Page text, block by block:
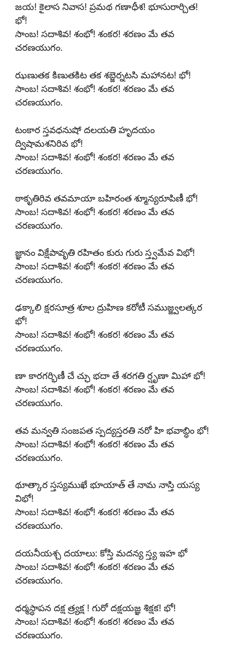
జయ! కైలాస నివాస! ప్రమథ గణాధీశ! భూసురార్చిత!
భో!
సాంబ! సదాశివ! శంభో! శంకర! శరణం మే తవ
చరణయుగం.
ఝణుతక కిణుతకిట తక శబ్జెర్నటసి మహానట! భో!
సాంబ! సదాశివ! శంభో! శంకర! శరణం మే తవ
చరణయుగం.
టంకార స్తవధనుషో దలయతి హృదయం
ద్విషామశనిరివ భో!
సాంబ! సదాశివ! శంభో! శంకర! శరణం మే తవ
చరణయుగం.
ఠాకృతిరివ తవమాయా బహిరంత శ్మూన్యరూపిణీ భో!
సాంబ! సదాశివ! శంభో! శంకర! శరణం మే తవ
చరణయుగం.
జ్ఞానం విక్షేపావృతి రహితం కురు గురు స్త్వమేవ విభో!
సాంబ! సదాశివ! శంభో! శంకర! శరణం మే తవ
చరణయుగం.
ఢక్కాలి క్షరసూత్ర శూల ద్రుహిణ కరోటీ సముజ్జ్వలత్కర
భో!
సాంబ! సదాశివ! శంభో! శంకర! శరణం మే తవ
చరణయుగం.
ణా కారగర్భిణీ చే చ్ఛు భదా తే శరగతి ర్షృణా మిహా భో!
సాంబ! సదాశివ! శంభో! శంకర! శరణం మే తవ
చరణయుగం.
తవ మన్వతి సంజపత స్పద్యస్తరతి నరో హి భవాబ్ధిం భో!
సాంబ! సదాశివ! శంభో! శంకర! శరణం మే తవ
చరణయుగం.
థూత్కార స్తస్యముఖే భూయాత్ తే నామ నాస్తి యస్య
విభో!
సాంబ! సదాశివ! శంభో! శంకర! శరణం మే తవ
చరణయుగం.
దయనీయశ్చ దయాలు: కోస్తి మదన్య స్త్య ఇహ భో
సాంబ! సదాశివ! శంభో! శంకర! శరణం మే తవ
చరణయుగం.
ధర్మస్థాపన దక్ష త్ర్యక్ష ! గురో దక్షయజ్ఞ శిక్షక! భో!
సాంబ! సదాశివ! శంభో! శంకర! శరణం మే తవ
చరణయుగం.